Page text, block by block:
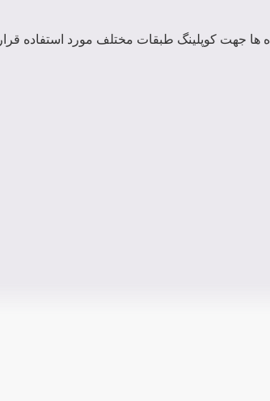
ها جهت کوپلینگ طبقات مختلف مورد استفاده قرار